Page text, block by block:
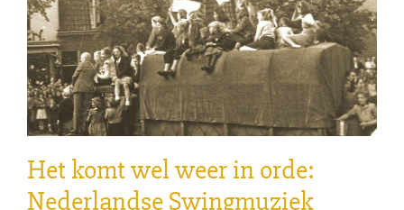
Het komt wel weer in orde:
Nederlandse Swingmuziek